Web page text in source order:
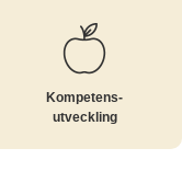
Kompetens­
utveckling